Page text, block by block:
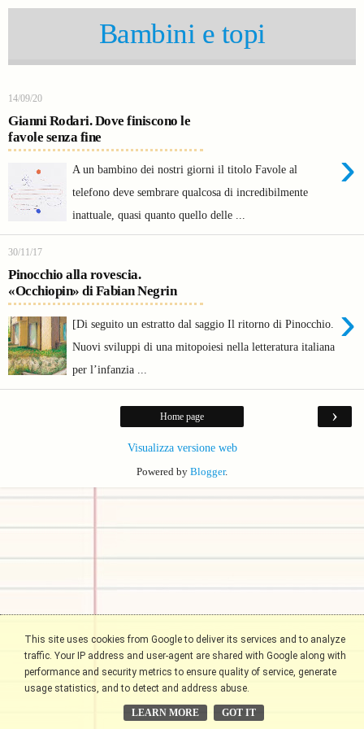
Bambini e topi
14/09/20
Gianni Rodari. Dove finiscono le
favole senza fine
›
A un bambino dei nostri giorni il titolo Favole al
telefono deve sembrare qualcosa di incredibilmente
inattuale, quasi quanto quello delle ...
30/11/17
Pinocchio alla rovescia.
«Occhiopin» di Fabian Negrin
›
[Di seguito un estratto dal saggio Il ritorno di Pinocchio.
Nuovi sviluppi di una mitopoiesi nella letteratura italiana
per l’infanzia ...
›
Home page
Visualizza versione web
Powered by Blogger.
This site uses cookies from Google to deliver its services and to analyze
traffic. Your IP address and user-agent are shared with Google along with
performance and security metrics to ensure quality of service, generate
usage statistics, and to detect and address abuse.
LEARN MORE GOT IT